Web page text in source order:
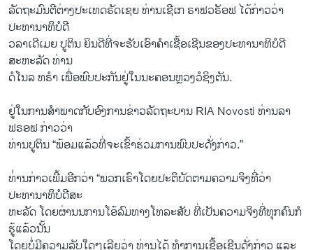
ລາຍການກະຈາຍສຽງ
ລາຍງານ
ຕິດຕາມພວກເຮົາ ທີ່
ພາສາຕ່າງໆ
ລັດຖະມົນຕີ​ຕ່າງປະ​ເທດຣັດ​ເຊ​ຍ ທ່ານ​ເຊີເກ ຣາ​ຟວຣັອຟ ​ໄດ້​ກ່າວ​ວ່າ​
ປະທານາທິບໍດີ
ວລາ​ເດີ​ເມຍ ປູ​ຕິນ ຍິນດີທີ່ຈະຮັບເອົາ​ຄຳ​ເຊື້​ອ​ເຊີນຂອງ​ປະທານາທິບໍດີ​
ສະຫະລັດ ທ່ານ
​ດໍ​ໂນ​ລ ທຣໍາ ​ເພື່ອພົບ​ປະ​ກັນຢູ່​ໃນ​ນະຄອນຫຼວງ​ວໍຊິງ​ຕັນ.
ຢູ່​ໃນ​ການ​ສຳພາດ​ກັບ​ອົງການ​ຂ່າວ​ລັດຖະບານ RIA Novosti ທ່ານ​ລາ​
ຟຣອຟ ກ່າວ​ວ່າ
ທ່ານ​ປູ​ຕິນ “ພ້ອມ​ແລ້ວທີ່ຈະເຂົ້າຮ່ວມ​ການ​ພົບ​ປະ​ດັ່ງກ່າວ.”
ທ່່ານກ່າວເພີ້ມອີກວ່າ “ພວກ​ເຮົາໂດຍປະຕິບັດຕາມ​ຄວາມ​ຈິງ​ທີ່ວ່າ
ປະທານາທິບໍດີສະ
ຫະລັດ ໂດຍຜ່ານນ​ການ​ໂອ້​ລົມ​ທາງ​ໂທລະສັບ ທີ່​ເປັນຄວາມ​ຈິງທີ່ທຸກຄົນກໍ
ຮູ້ແລ້ວ​ນັ້ນ
ໂດຍບໍ່​ມີ​ຄວາມ​ລັບ​ໃດໆເລີຍວ່າ ທ່ານໄດ້ ທໍາການ​ເຊື້​ອ​ເຊີນ​ດັ່ງກ່າວ ​ແລະ​